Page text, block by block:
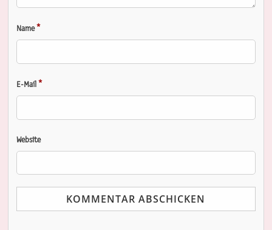
Name*
E-Mail *
Website